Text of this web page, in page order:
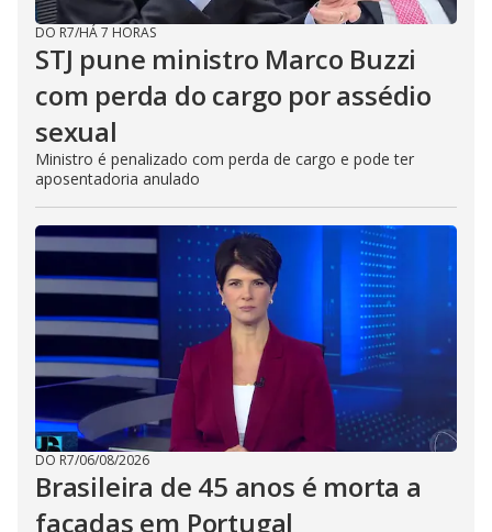
DO R7/HÁ 7 HORAS
STJ pune ministro Marco Buzzi
com perda do cargo por assédio
sexual
Ministro é penalizado com perda de cargo e pode ter
aposentadoria anulado
DO R7/06/08/2026
Brasileira de 45 anos é morta a
facadas em Portugal